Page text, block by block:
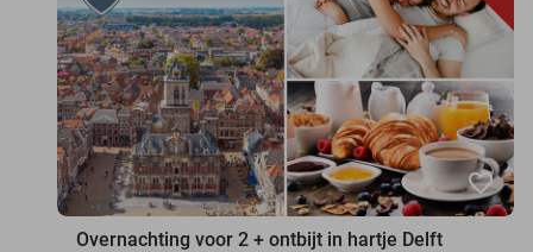
favorite_border
Overnachting voor 2 + ontbijt in hartje Delft